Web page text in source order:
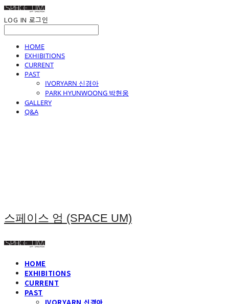
LOG IN 로그인
HOME
EXHIBITIONS
CURRENT
PAST
IVORYARN 신경아
PARK HYUNWOONG 박현웅
GALLERY
Q&A
스페이스 엄 (SPACE UM)
HOME
EXHIBITIONS
CURRENT
PAST